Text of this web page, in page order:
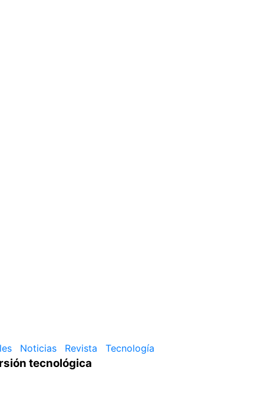
Noticias Revista Tecnología
tecnológica